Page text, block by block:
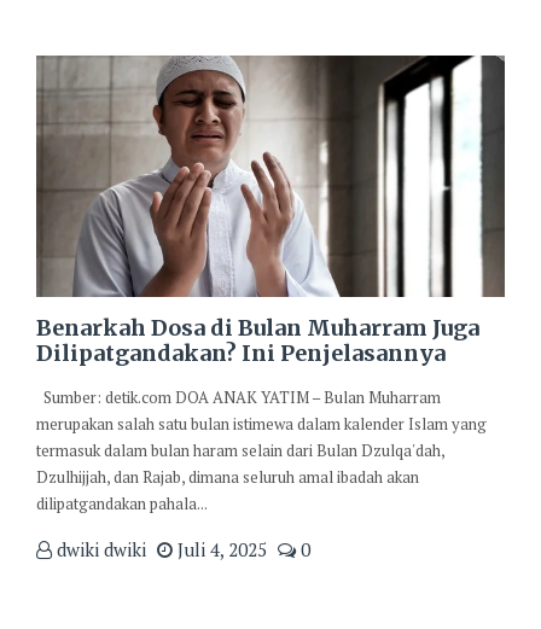
Benarkah Dosa di Bulan Muharram Juga
Dilipatgandakan? Ini Penjelasannya
Sumber: detik.com DOA ANAK YATIM – Bulan Muharram
merupakan salah satu bulan istimewa dalam kalender Islam yang
termasuk dalam bulan haram selain dari Bulan Dzulqa'dah,
Dzulhijjah, dan Rajab, dimana seluruh amal ibadah akan
dilipatgandakan pahala...
dwiki dwiki Juli 4, 2025 0